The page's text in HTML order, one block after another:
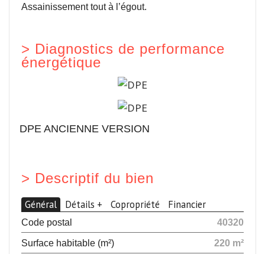
Assainissement tout à l’égout.
> Diagnostics de performance
énergétique
DPE ANCIENNE VERSION
> Descriptif du bien
Général Détails + Copropriété Financier
Code postal
40320
Surface habitable (m²)
220 m²